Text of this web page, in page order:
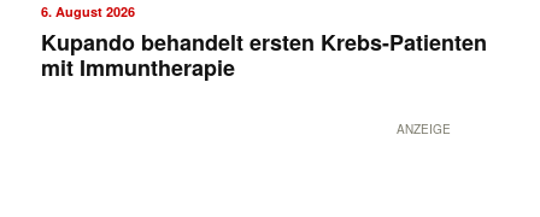
6. August 2026
Kupando behandelt ersten Krebs-Patienten
mit Immuntherapie
ANZEIGE